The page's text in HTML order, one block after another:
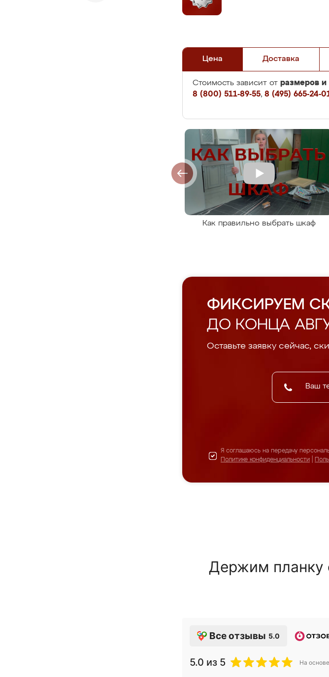
Цена Доставка
Стоимость зависит от размеров и
8 (800) 511-89-55, 8 (495) 665-24-
Как правильно выбрать шкаф
ФИКСИРУЕМ
ДО КОНЦА
Оставьте заявку сейчас,
Я соглашаюсь на передачу
Политике конфиденциальности
Держим планку
Все отзывы 5.0
5.0 из 5 На основе